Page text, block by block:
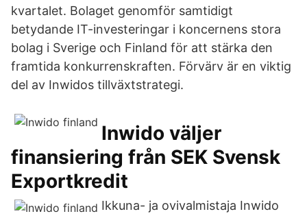
kvartalet. Bolaget genomför samtidigt
betydande IT-investeringar i koncernens stora
bolag i Sverige och Finland för att stärka den
framtida konkurrenskraften. Förvärv är en viktig
del av Inwidos tillväxtstrategi.
Inwido väljer
finansiering från SEK Svensk
Exportkredit
Ikkuna- ja ovivalmistaja Inwido